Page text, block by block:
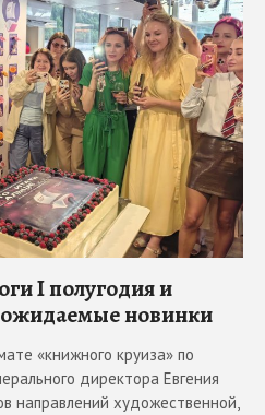
I полугодия и
новинки
«книжного круиза» по
директора Евгения
направлений художественной,